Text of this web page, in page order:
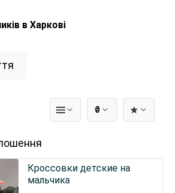
в Харкові
₴
Кроссовки детские на
мальчика